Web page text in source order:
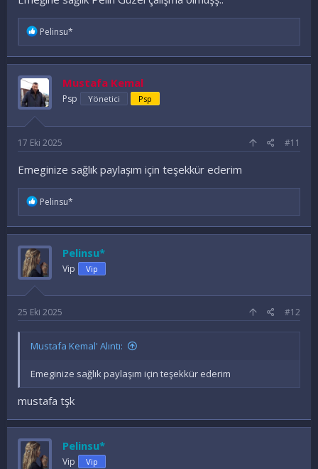
İ
d
e
e
r
:
Pelinsu*
Mustafa Kemal
Psp Yönetici Psp
17 Eki 2025 #11
Emeginize sağlık paylaşım için teşekkür ederim
İ
d
e
l
e
r
:
Pelinsu*
Pelinsu*
Vip Vip
25 Eki 2025 #12
Mustafa Kemal' Alıntı:
Emeginize sağlık paylaşım için teşekkür ederim
mustafa tşk
Pelinsu*
Vip Vip